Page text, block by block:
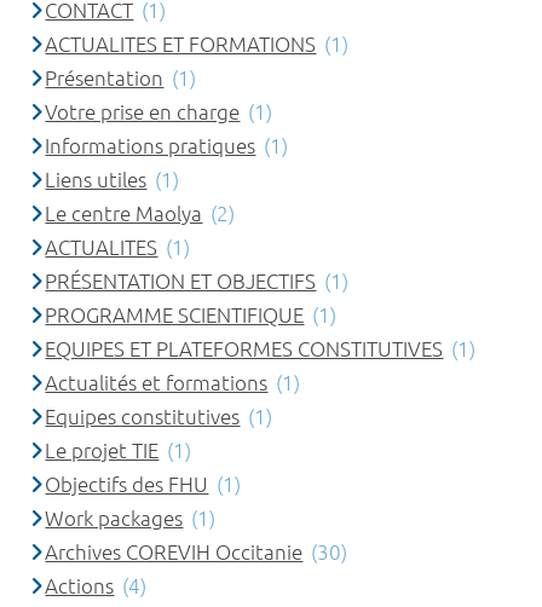
CONTACT (1)
ACTUALITES ET FORMATIONS (1)
Présentation (1)
Votre prise en charge (1)
Informations pratiques (1)
Liens utiles (1)
Le centre Maolya (2)
ACTUALITES (1)
PRÉSENTATION ET OBJECTIFS (1)
PROGRAMME SCIENTIFIQUE (1)
EQUIPES ET PLATEFORMES CONSTITUTIVES (1)
Actualités et formations (1)
Equipes constitutives (1)
Le projet TIE (1)
Objectifs des FHU (1)
Work packages (1)
Archives COREVIH Occitanie (30)
Actions (4)